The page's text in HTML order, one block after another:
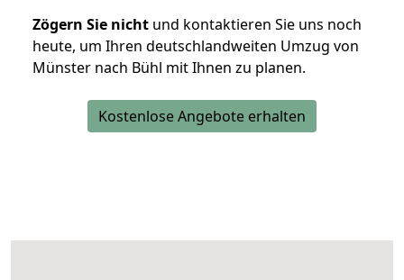
Zögern Sie nicht und kontaktieren Sie uns noch
heute, um Ihren deutschlandweiten Umzug von
Münster nach Bühl mit Ihnen zu planen.
Kostenlose Angebote erhalten